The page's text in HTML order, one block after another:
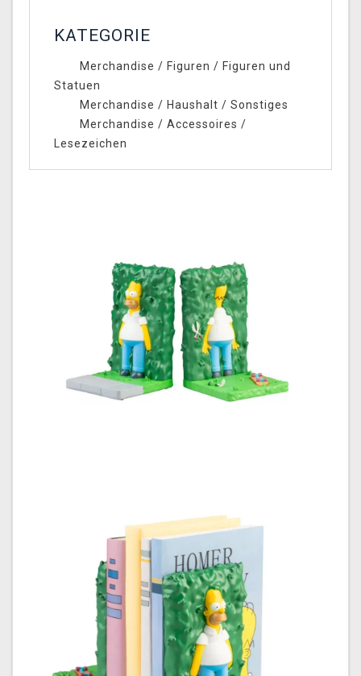
KATEGORIE
Merchandise / Figuren / Figuren und
Statuen
Merchandise / Haushalt / Sonstiges
Merchandise / Accessoires /
Lesezeichen